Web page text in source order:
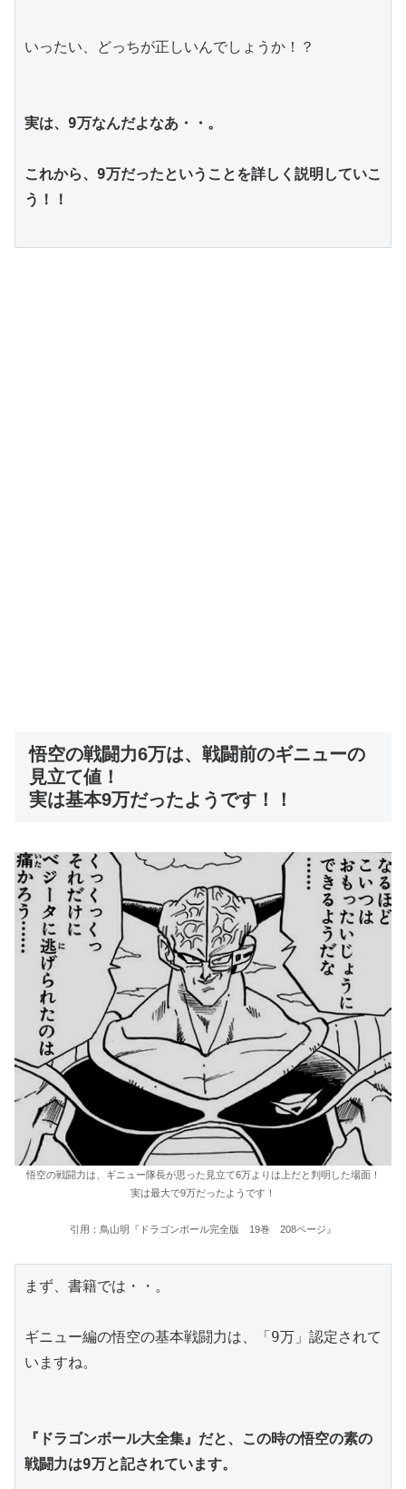
いったい、どっちが正しいんでしょうか！？
実は、9万なんだよなあ・・。
これから、9万だったということを詳しく説明していこ
う！！
悟空の戦闘力6万は、戦闘前のギニューの
見立て値！
実は基本9万だったようです！！
悟空の戦闘力は、ギニュー隊長が思った見立て6万よりは上だと判明した場面！
実は最大で9万だったようです！
引用：鳥山明『ドラゴンボール完全版 19巻 208ページ』
まず、書籍では・・。
ギニュー編の悟空の基本戦闘力は、「9万」認定されて
いますね。
『ドラゴンボール大全集』だと、この時の悟空の素の
戦闘力は9万と記されています。